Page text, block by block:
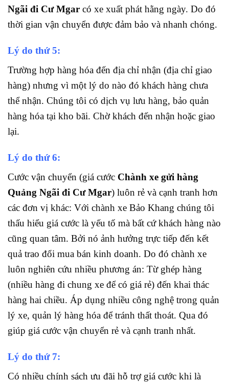
Ngãi đi Cư Mgar có xe xuất phát hằng ngày. Do đó
thời gian vận chuyển được đảm bảo và nhanh chóng.
Lý do thứ 5:
Trường hợp hàng hóa đến địa chỉ nhận (địa chỉ giao
hàng) nhưng vì một lý do nào đó khách hàng chưa
thể nhận. Chúng tôi có dịch vụ lưu hàng, bảo quản
hàng hóa tại kho bãi. Chờ khách đến nhận hoặc giao
lại.
Lý do thứ 6:
Cước vận chuyển (giá cước Chành xe gửi hàng
Quảng Ngãi đi Cư Mgar) luôn rẻ và cạnh tranh hơn
các đơn vị khác: Với chành xe Bảo Khang chúng tôi
thấu hiểu giá cước là yếu tố mà bất cứ khách hàng nào
cũng quan tâm. Bởi nó ảnh hưởng trực tiếp đến kết
quả trao đổi mua bán kinh doanh. Do đó chành xe
luôn nghiên cứu nhiều phương án: Từ ghép hàng
(nhiều hàng đi chung xe để có giá rẻ) đến khai thác
hàng hai chiều. Áp dụng nhiều công nghệ trong quản
lý xe, quản lý hàng hóa để tránh thất thoát. Qua đó
giúp giá cước vận chuyển rẻ và cạnh tranh nhất.
Lý do thứ 7:
Có nhiều chính sách ưu đãi hỗ trợ giá cước khi là